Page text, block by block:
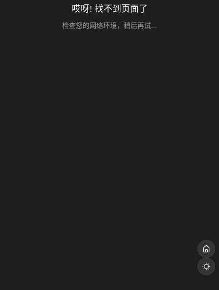
哎呀! 找不到页面了
检查您的网络环境，稍后再试...